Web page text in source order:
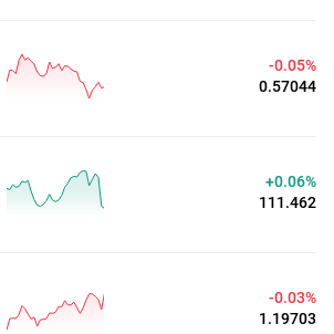
-0.05%
0.57044
+0.06%
111.462
-0.03%
1.19703